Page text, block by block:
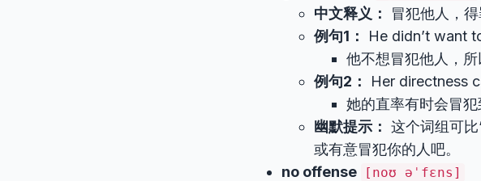
中文释义：
冒犯他人，
例句1：
He didn’t want
他不想冒犯他人，所
例句2：
Her directness
她的直率有时会冒犯
幽默提示： 这个词组可
或有意冒犯你的人吧。
no offense
[noʊ əˈfɛns]